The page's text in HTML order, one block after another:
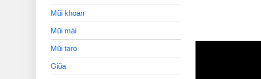
Mũi khoan
Mũi mài
Mũi taro
Giũa